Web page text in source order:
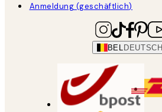
Anmeldung (geschäftlich)
BEL DEUTSCH